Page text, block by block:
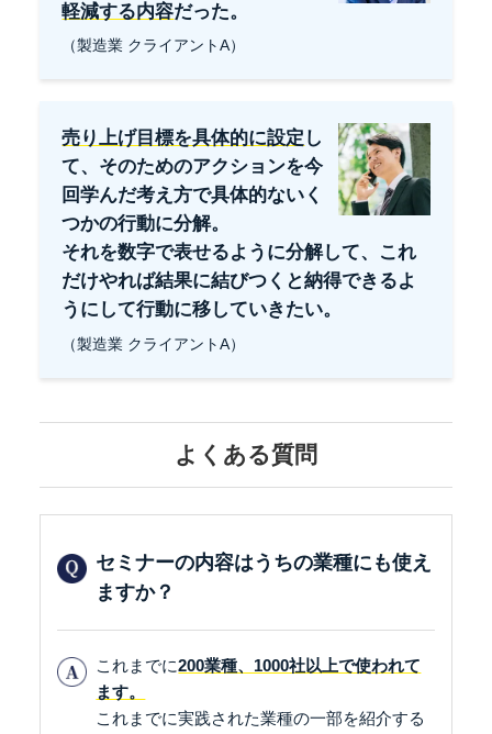
軽減する内容だった。
（製造業 クライアントA）
売り上げ目標を具体的に設定 し
て、そのためのアクションを今
回学んだ考え方で具体的ないく
つかの行動に分解。
それを数字で表せるように分解して、これ
だけやれば結果に結びつくと納得できるよ
うにして行動に移していきたい。
（製造業 クライアントA）
よくある質問
セミナーの内容はうちの業種にも使え
ますか？
これまでに200業種、1000社以上で使われて
ます。
これまでに実践された業種の一部を紹介する